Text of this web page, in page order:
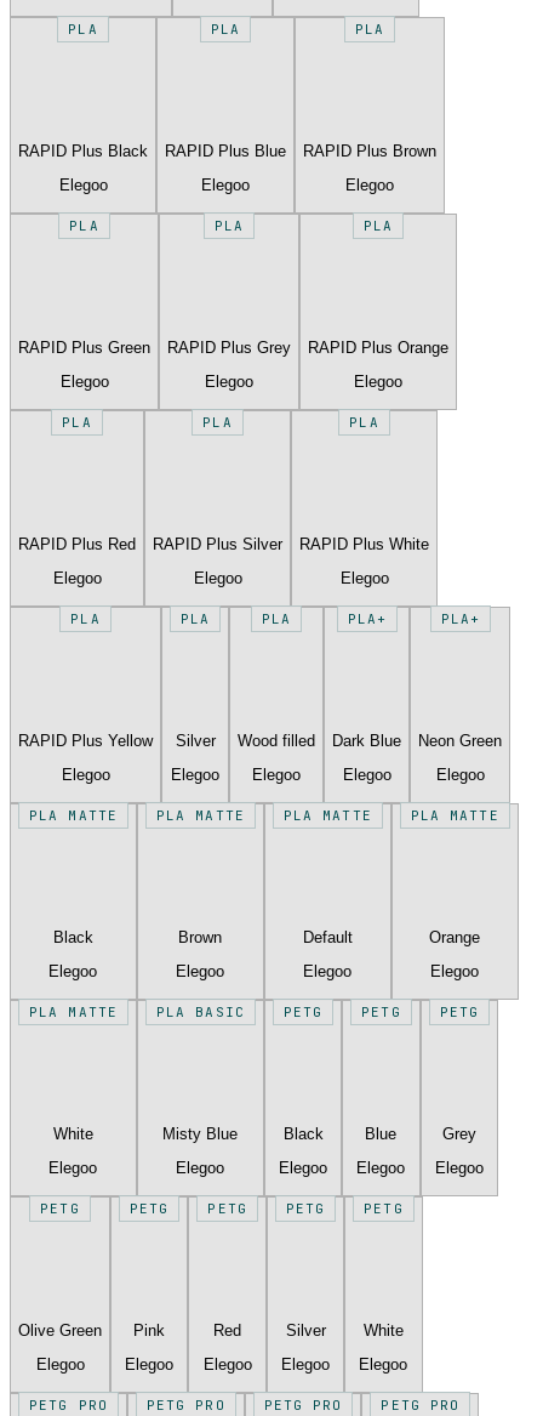
PLA
RAPID Plus Black
Elegoo
PLA
RAPID Plus Blue
Elegoo
PLA
RAPID Plus Brown
Elegoo
PLA
RAPID Plus Green
Elegoo
PLA
RAPID Plus Grey
Elegoo
PLA
RAPID Plus Orange
Elegoo
PLA
RAPID Plus Red
Elegoo
PLA
RAPID Plus Silver
Elegoo
PLA
RAPID Plus White
Elegoo
PLA
RAPID Plus Yellow
Elegoo
PLA
Silver
Elegoo
PLA
Wood filled
Elegoo
PLA+
Dark Blue
Elegoo
PLA+
Neon Green
Elegoo
PLA MATTE
Black
Elegoo
PLA MATTE
Brown
Elegoo
PLA MATTE
Default
Elegoo
PLA MATTE
Orange
Elegoo
PLA MATTE
White
Elegoo
PLA BASIC
Misty Blue
Elegoo
PETG
Black
Elegoo
PETG
Blue
Elegoo
PETG
Grey
Elegoo
PETG
Olive Green
Elegoo
PETG
Pink
Elegoo
PETG
Red
Elegoo
PETG
Silver
Elegoo
PETG
White
Elegoo
PETG PRO PETG PRO PETG PRO PETG PRO